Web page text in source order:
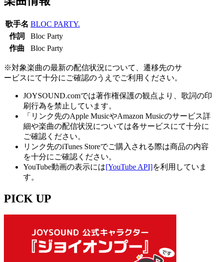
歌手名 BLOC PARTY.
作詞
Bloc Party
作曲
Bloc Party
※対象楽曲の最新の配信状況について、遷移先のサ
ービスにて十分にご確認のうえでご利用ください。
JOYSOUND.comでは著作権保護の観点より、歌詞の印
刷行為を禁止しています。
「リンク先のApple MusicやAmazon Musicのサービス詳
細や楽曲の配信状況については各サービスにて十分に
ご確認ください。
リンク先のiTunes Storeでご購入される際は商品の内容
を十分にご確認ください。
YouTube動画の表示には[YouTube API]を利用していま
す。
PICK UP